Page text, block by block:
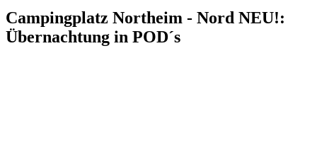
Campingplatz Northeim - Nord NEU!:
Übernachtung in POD´s